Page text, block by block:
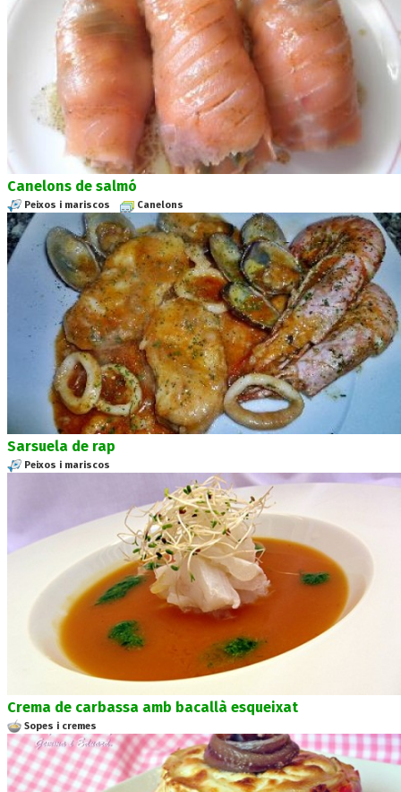
Canelons de salmó
Peixos i mariscos Canelons
Sarsuela de rap
Peixos i mariscos
Crema de carbassa amb bacallà esqueixat
Sopes i cremes